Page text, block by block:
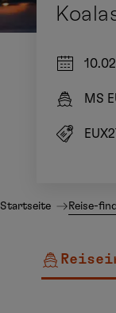
MS
Startseite Reise-